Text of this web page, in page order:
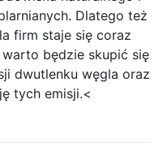
Dlatego też
firm staje się coraz
będzie skupić się
dwutlenku węgla oraz
tych emisji.<